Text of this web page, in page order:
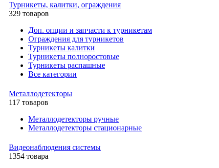
Турникеты, калитки, ограждения
329 товаров
Доп. опции и запчасти к турникетам
Ограждения для турникетов
Турникеты калитки
Турникеты полноростовые
Турникеты распашные
Все категории
Металлодетекторы
117 товаров
Металлодетекторы ручные
Металлодетекторы стационарные
Видеонаблюдения cистемы
1354 товара